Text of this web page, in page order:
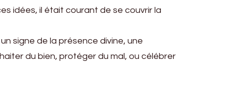
idées, il était courant de se couvrir la
signe de la présence divine, une
du bien, protéger du mal, ou célébrer